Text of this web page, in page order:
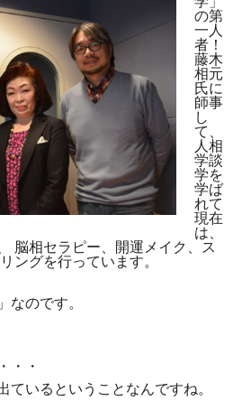
の第
一人
者！
藤木
相元
氏に
師事
し
て、
人相
学談
学を
学ば
れて
現在
は、
脳相セラピー、開運メイク、ス
ングを行っています。
なのです。
・・
ているということなんですね。